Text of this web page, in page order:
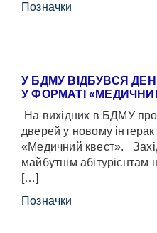
Позначки
У БДМУ ВІДБУВСЯ
У ФОРМАТІ
На вихідних в БДМУ
дверей у новому
«Медичний квест».
майбутнім
[…]
Позначки